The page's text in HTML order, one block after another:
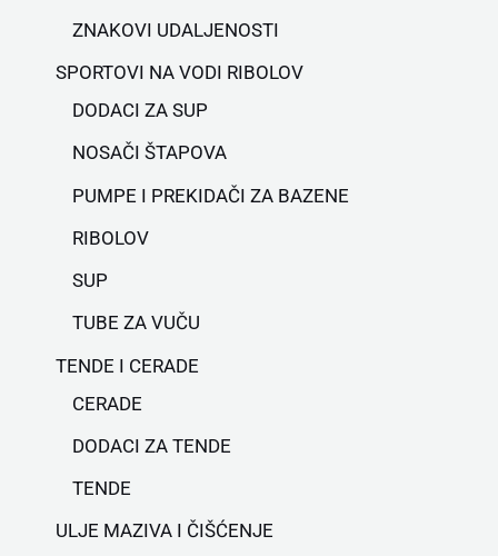
ZNAKOVI UDALJENOSTI
SPORTOVI NA VODI RIBOLOV
DODACI ZA SUP
NOSAČI ŠTAPOVA
PUMPE I PREKIDAČI ZA BAZENE
RIBOLOV
SUP
TUBE ZA VUČU
TENDE I CERADE
CERADE
DODACI ZA TENDE
TENDE
ULJE MAZIVA I ČIŠĆENJE